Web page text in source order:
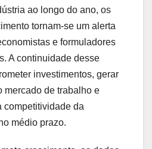
ao longo do ano, os
tornam-se um alerta
e formuladores
A continuidade desse
investimentos, gerar
mercado de trabalho e
competitividade da
médio prazo.